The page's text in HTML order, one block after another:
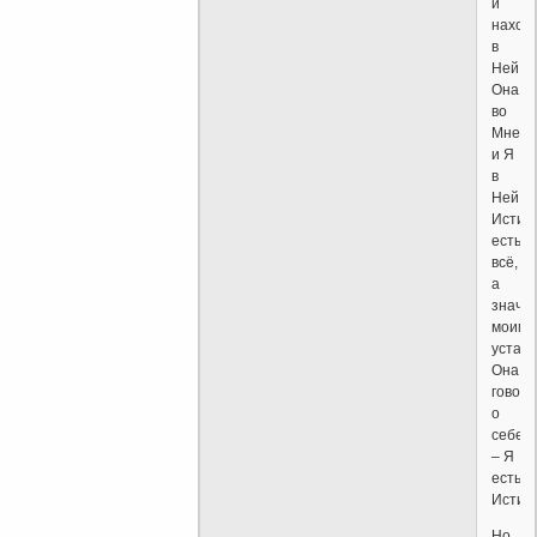
и
в
Ней,
Она
во
Мне
и Я
в
Ней,
есть
всё,
а
моими
Она
о
себе
– Я
есть